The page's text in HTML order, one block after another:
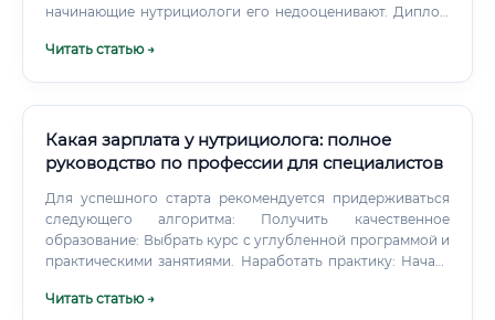
начинающие нутрициологи его недооценивают. Диплом
документ, подтверждающий вашу квалификацию.
Читать статью →
Какая зарплата у нутрициолога: полное
руководство по профессии для специалистов
Для успешного старта рекомендуется придерживаться
следующего алгоритма: Получить качественное
образование: Выбрать курс с углубленной программой и
практическими занятиями. Наработать практику: Начать
друзей и знакомых, чтобы собрать первые кейсы и
Читать статью →